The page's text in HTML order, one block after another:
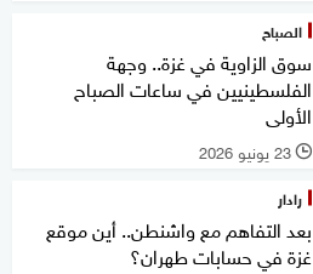
الصباح
سوق الزاوية في غزة.. وجهة
الفلسطينيين في ساعات الصباح
الأولى
l 23 يونيو 2026
رادار
بعد التفاهم مع واشنطن.. أين موقع
غزة في حسابات طهران؟